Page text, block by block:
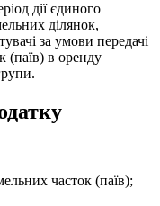
дії єдиного
ділянок,
за умови передачі
(паїв) в оренду
часток (паїв);